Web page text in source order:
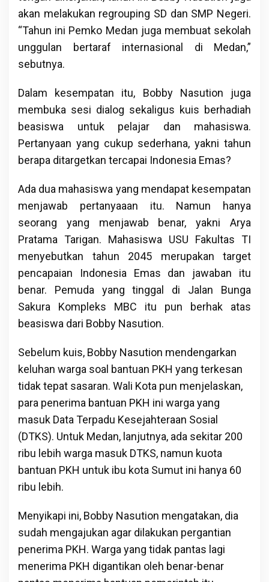
akan melakukan regrouping SD dan SMP Negeri.
“Tahun ini Pemko Medan juga membuat sekolah
unggulan bertaraf internasional di Medan,”
sebutnya.
Dalam kesempatan itu, Bobby Nasution juga
membuka sesi dialog sekaligus kuis berhadiah
beasiswa untuk pelajar dan mahasiswa.
Pertanyaan yang cukup sederhana, yakni tahun
berapa ditargetkan tercapai Indonesia Emas?
Ada dua mahasiswa yang mendapat kesempatan
menjawab pertanyaaan itu. Namun hanya
seorang yang menjawab benar, yakni Arya
Pratama Tarigan. Mahasiswa USU Fakultas TI
menyebutkan tahun 2045 merupakan target
pencapaian Indonesia Emas dan jawaban itu
benar. Pemuda yang tinggal di Jalan Bunga
Sakura Kompleks MBC itu pun berhak atas
beasiswa dari Bobby Nasution.
Sebelum kuis, Bobby Nasution mendengarkan
keluhan warga soal bantuan PKH yang terkesan
tidak tepat sasaran. Wali Kota pun menjelaskan,
para penerima bantuan PKH ini warga yang
masuk Data Terpadu Kesejahteraan Sosial
(DTKS). Untuk Medan, lanjutnya, ada sekitar 200
ribu lebih warga masuk DTKS, namun kuota
bantuan PKH untuk ibu kota Sumut ini hanya 60
ribu lebih.
Menyikapi ini, Bobby Nasution mengatakan, dia
sudah mengajukan agar dilakukan pergantian
penerima PKH. Warga yang tidak pantas lagi
menerima PKH digantikan oleh benar-benar